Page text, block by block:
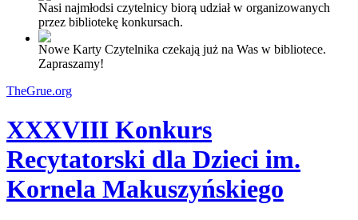
Nasi najmłodsi czytelnicy biorą udział w organizowanych
przez bibliotekę konkursach.
Nowe Karty Czytelnika czekają już na Was w bibliotece.
Zapraszamy!
TheGrue.org
XXXVIII Konkurs
Recytatorski dla Dzieci im.
Kornela Makuszyńskiego